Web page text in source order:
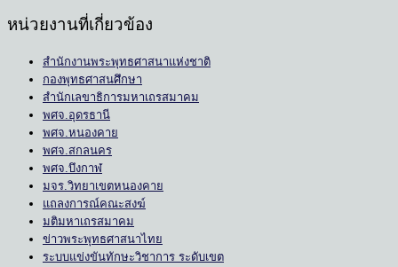
หน่วยงานที่เกี่ยวข้อง
สำนักงานพระพุทธศาสนาแห่งชาติ
กองพุทธศาสนศึกษา
สำนักเลขาธิการมหาเถรสมาคม
พศจ.อุดรธานี
พศจ.หนองคาย
พศจ.สกลนคร
พศจ.บึงกาฬ
มจร.วิทยาเขตหนองคาย
แถลงการณ์คณะสงฆ์
มติมหาเถรสมาคม
ข่าวพระพุทธศาสนาไทย
ระบบแข่งขันทักษะวิชาการ ระดับเขต